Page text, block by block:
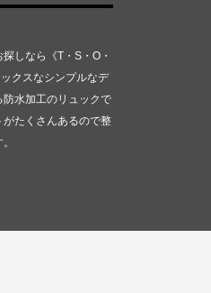
しなら《T・S・O・
クスなシンプルなデ
水加工のリュックで
たくさんあるので整